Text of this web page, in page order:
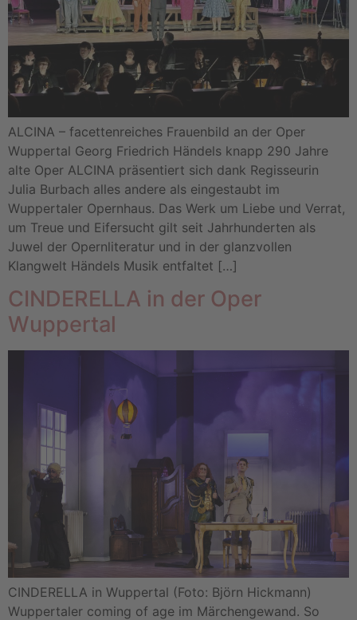
ALCINA – facettenreiches Frauenbild an der Oper
Wuppertal Georg Friedrich Händels knapp 290 Jahre
alte Oper ALCINA präsentiert sich dank Regisseurin
Julia Burbach alles andere als eingestaubt im
Wuppertaler Opernhaus. Das Werk um Liebe und Verrat,
um Treue und Eifersucht gilt seit Jahrhunderten als
Juwel der Opernliteratur und in der glanzvollen
Klangwelt Händels Musik entfaltet […]
CINDERELLA in der Oper
Wuppertal
CINDERELLA in Wuppertal (Foto: Björn Hickmann)
Wuppertaler coming of age im Märchengewand. So